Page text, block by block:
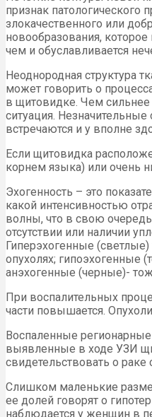
признак патологического
злокачественного или
новообразования,
чем и обуславливается
Неоднородная структура
может говорить о
в щитовидке. Чем
ситуация.
встречаются и у вполне
Если щитовидка
корнем языка) или очень
Эхогенность – это
какой интенсивностью
волны, что в свою
отсутствии или наличии
Гиперэхогенные
опухолях; гипоэхогенные
анэхогенные (черные)-
При воспалительных
части повышается.
Воспаленные
выявленные в ходе УЗИ
свидетельствовать о раке
Слишком маленькие
ее долей говорят о
наблюдается у женщин в